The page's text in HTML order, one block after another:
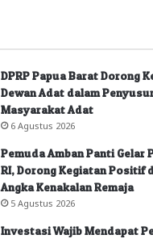
DPRP Papua Barat Dorong
Dewan Adat dalam
Masyarakat Adat
6 Agustus 2026
Pemuda Amban Panti Gelar
RI, Dorong Kegiatan Positif
Angka Kenakalan Remaja
5 Agustus 2026
Investasi Wajib Mendapat